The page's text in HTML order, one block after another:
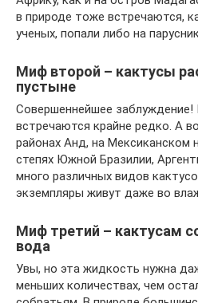
в природе тоже встречаются,
ученых, попали либо на
Миф второй – кактусы
пустыне
Совершеннейшее заблуждение!
встречаются крайне редко. А
районах Анд, на Мексиканском
степях Южной Бразилии,
много различных видов
экземпляры живут даже во
Миф третий – кактусам
вода
Увы, но эта жидкость нужна
меньших количествах, чем